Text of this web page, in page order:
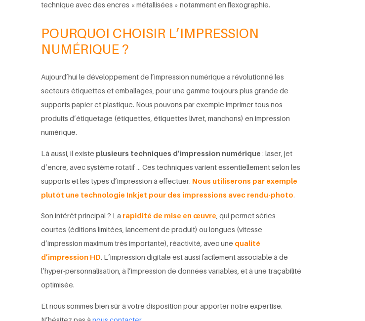
technique avec des encres « métallisées » notamment en flexographie.
POURQUOI CHOISIR L’IMPRESSION
NUMÉRIQUE ?
Aujourd’hui le développement de l’impression numérique a révolutionné les
secteurs étiquettes et emballages, pour une gamme toujours plus grande de
supports papier et plastique. Nous pouvons par exemple imprimer tous nos
produits d’étiquetage (étiquettes, étiquettes livret, manchons) en impression
numérique.
Là aussi, il existe plusieurs techniques d’impression numérique : laser, jet
d’encre, avec système rotatif … Ces techniques varient essentiellement selon les
supports et les types d’impression à effectuer. Nous utiliserons par exemple
plutôt une technologie Inkjet pour des impressions avec rendu-photo.
Son intérêt principal ? La rapidité de mise en œuvre , qui permet séries
courtes (éditions limitées, lancement de produit) ou longues (vitesse
d’impression maximum très importante), réactivité, avec une qualité
d’impression HD. L’impression digitale est aussi facilement associable à de
l’hyper-personnalisation, à l’impression de données variables, et à une traçabilité
optimisée.
Et nous sommes bien sûr à votre disposition pour apporter notre expertise.